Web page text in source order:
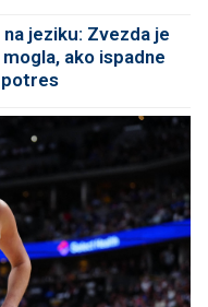
jeziku: Zvezda je
ako ispadne